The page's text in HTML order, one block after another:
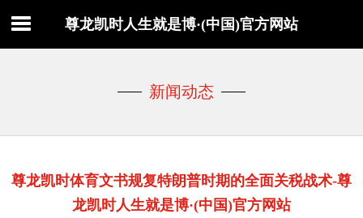
尊龙凯时人生就是博·(中国)官方网站
新闻动态
尊龙凯时体育文书规复特朗普时期的全面关税战术-尊
龙凯时人生就是博·(中国)官方网站